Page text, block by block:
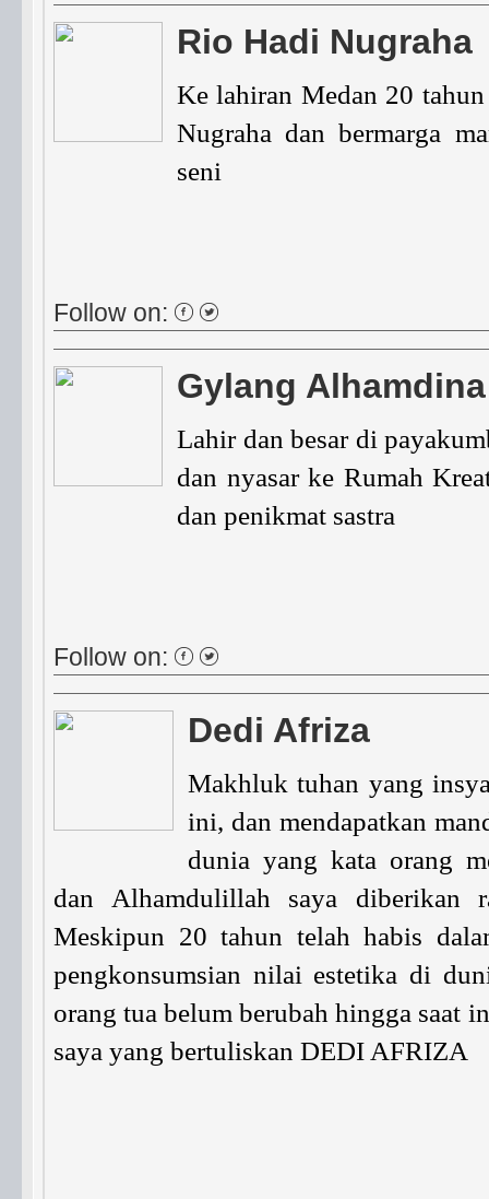
Rio Hadi Nugraha
Ke lahiran Medan 20
Nugraha dan bermarga
seni
Follow on:
Gylang Alhamdina
Lahir dan besar di
dan nyasar ke Rumah
dan penikmat sastra
Follow on:
Dedi Afriza
Makhluk tuhan yang
ini, dan mendapatkan
dunia yang kata orang
dan Alhamdulillah saya diberikan
Meskipun 20 tahun telah habis
pengkonsumsian nilai estetika di
orang tua belum berubah hingga saat
saya yang bertuliskan DEDI AFRIZA